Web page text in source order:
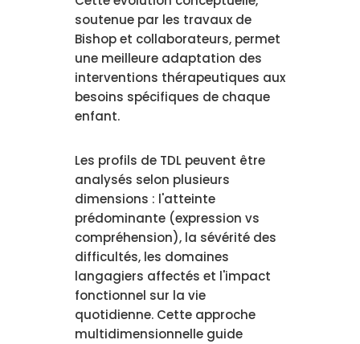
soutenue par les travaux de
Bishop et collaborateurs, permet
une meilleure adaptation des
interventions thérapeutiques aux
besoins spécifiques de chaque
enfant.
Les profils de TDL peuvent être
analysés selon plusieurs
dimensions : l'atteinte
prédominante (expression vs
compréhension), la sévérité des
difficultés, les domaines
langagiers affectés et l'impact
fonctionnel sur la vie
quotidienne. Cette approche
multidimensionnelle guide